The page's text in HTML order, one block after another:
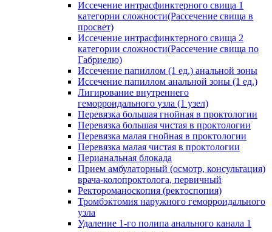
Иссечение интрасфинктерного свища 1
категории сложности(Рассечение свища в
просвет)
Иссечение интрасфинктерного свища 2
категории сложности(Рассечение свища по
Габриелю)
Иссечение папиллом (1 ед.) анальной зоны
Иссечение папиллом анальной зоны (1 ед.)
Лигирование внутреннего
геморроидального узла (1 узел)
Перевязка большая гнойная в проктологии
Перевязка большая чистая в проктологии
Перевязка малая гнойная в проктологии
Перевязка малая чистая в проктологии
Перианальная блокада
Прием амбулаторный (осмотр, консультация)
врача-колопроктолога, первичный
Ректороманоскопия (ректоспопия)
Тромбэктомия наружного геморроидального
узла
Удаление 1-го полипа анального канала 1